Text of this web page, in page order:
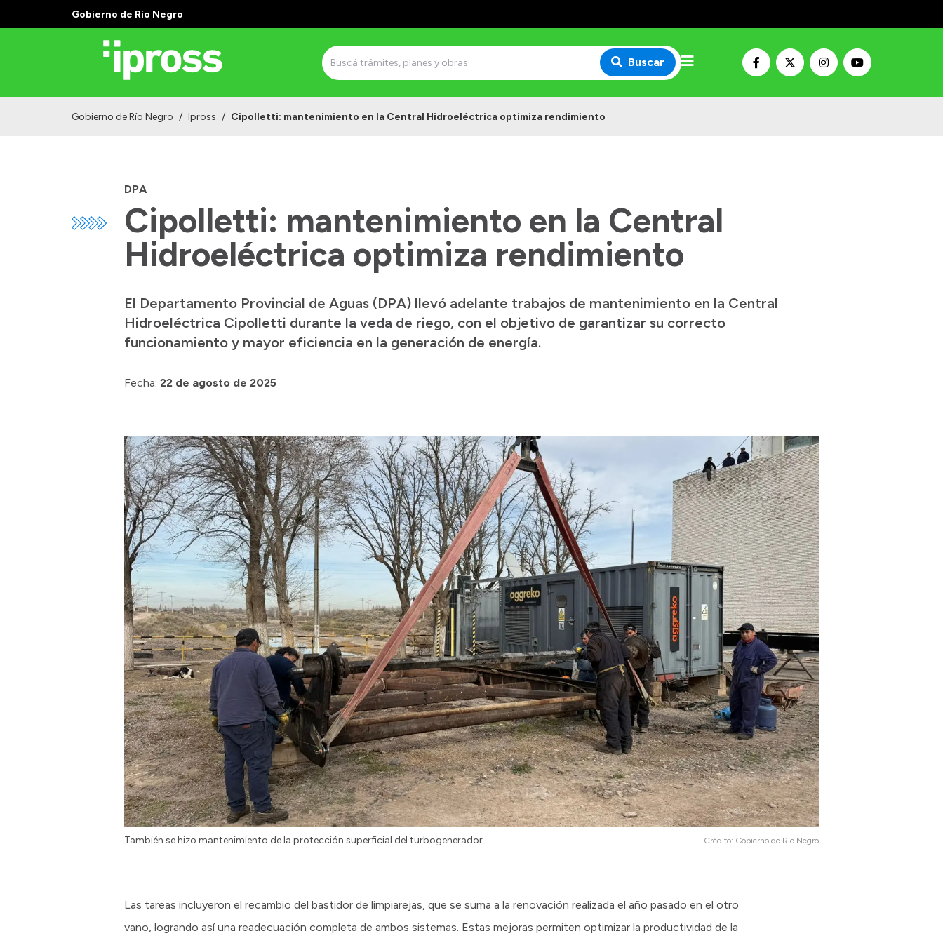
Gobierno de Río Negro
Buscar
Gobierno de Río Negro / Ipross / Cipolletti: mantenimiento en la Central Hidroeléctrica optimiza rendimiento
DPA
Cipolletti: mantenimiento en la Central
Hidroeléctrica optimiza rendimiento
El Departamento Provincial de Aguas (DPA) llevó adelante trabajos de mantenimiento en la Central
Hidroeléctrica Cipolletti durante la veda de riego, con el objetivo de garantizar su correcto
funcionamiento y mayor eficiencia en la generación de energía.
Fecha: 22 de agosto de 2025
También se hizo mantenimiento de la protección superficial del turbogenerador Crédito: Gobierno de Río Negro
Las tareas incluyeron el recambio del bastidor de limpiarejas, que se suma a la renovación realizada el año pasado en el otro
vano, logrando así una readecuación completa de ambos sistemas. Estas mejoras permiten optimizar la productividad de la